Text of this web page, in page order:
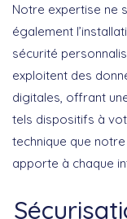
Notre expertise ne
également
sécurité
exploitent des
digitales, offrant
tels dispositifs à
technique que
apporte à chaque